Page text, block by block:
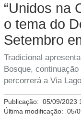
“Unidos na
o tema do
Setembro
Tradicional
Bosque,
percorrerá a Via
Publicação: 05/09/2023
Última modificação: 05/